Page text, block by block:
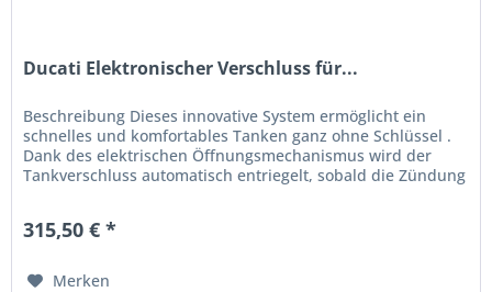
Ducati Elektronischer Verschluss für...
Beschreibung Dieses innovative System ermöglicht ein
schnelles und komfortables Tanken ganz ohne Schlüssel .
Dank des elektrischen Öffnungsmechanismus wird der
Tankverschluss automatisch entriegelt, sobald die Zündung
315,50 € *
Merken